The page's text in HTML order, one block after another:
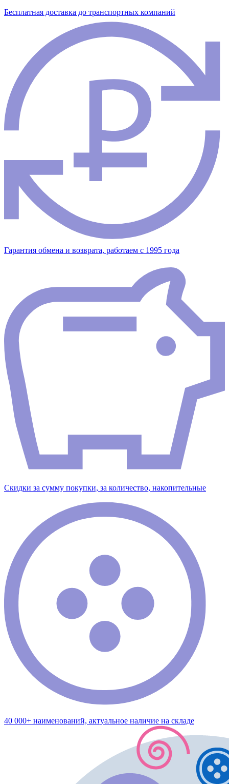
Бесплатная доставка до транспортных компаний
Гарантия обмена и возврата, работаем с 1995 года
Скидки за сумму покупки, за количество, накопительные
40 000+ наименований, актуальное наличие на складе